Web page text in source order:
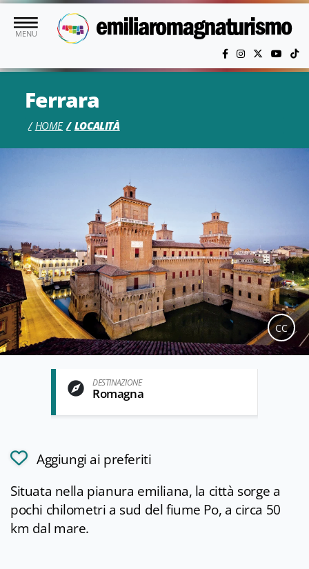
Vai al contenuto principale
MENU
Ferrara
HOME LOCALITÀ
CC
DESTINAZIONE
Romagna
Aggiungi ai preferiti
Situata nella pianura emiliana, la città sorge a
pochi chilometri a sud del fiume Po, a circa 50
km dal mare.